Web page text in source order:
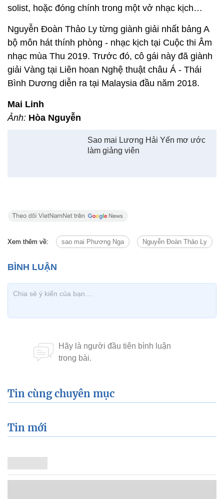
solist, hoặc đóng chính trong một vở nhạc kịch…
Nguyễn Đoàn Thảo Ly từng giành giải nhất bảng A
bộ môn hát thính phòng - nhạc kịch tại Cuộc thi Âm
nhạc mùa Thu 2019. Trước đó, cô gái này đã giành
giải Vàng tại Liên hoan Nghệ thuật châu Á - Thái
Bình Dương diễn ra tại Malaysia đầu năm 2018.
Mai Linh
Ảnh: Hòa Nguyễn
Sao mai Lương Hải Yến mơ ước
làm giảng viên
Xem thêm về: sao mai Phương Nga Nguyễn Đoàn Thảo Ly
Tin cùng chuyên mục
Tin mới